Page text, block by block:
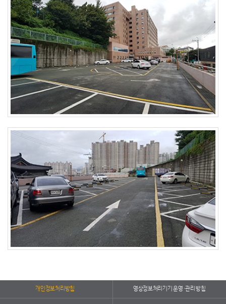
개인정보처리방침 영상정보처리기기 운영·관리 방침